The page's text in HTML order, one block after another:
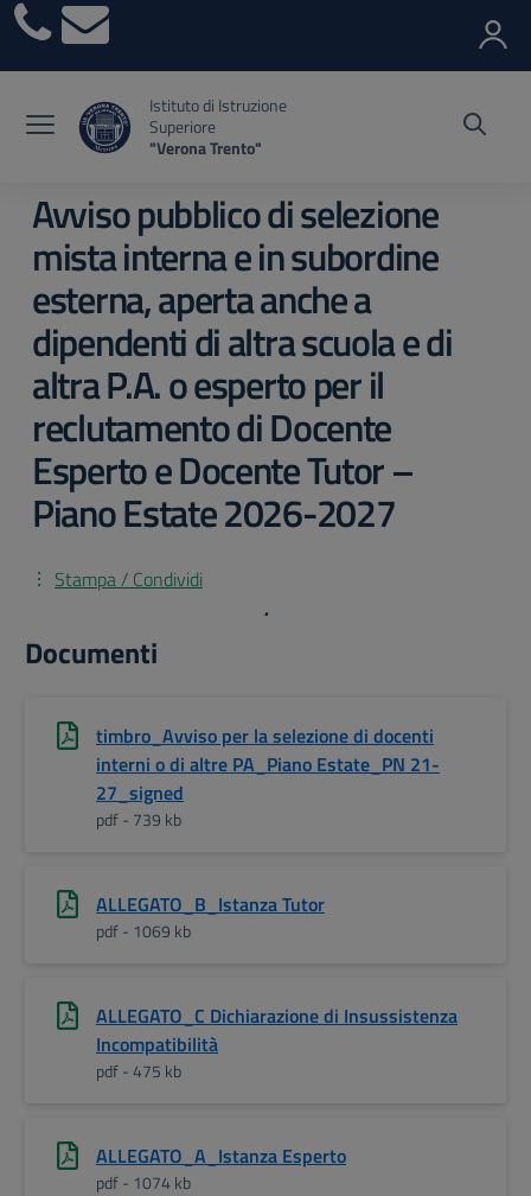
Vai ai contenuti
Vai al menu di navigazione
Vai al footer
Istituto di Istruzione
Superiore
"Verona Trento"
Avviso pubblico di selezione
mista interna e in subordine
esterna, aperta anche a
dipendenti di altra scuola e di
altra P.A. o esperto per il
reclutamento di Docente
Esperto e Docente Tutor –
Piano Estate 2026-2027
Stampa / Condividi
.
Documenti
timbro_Avviso per la selezione di docenti
interni o di altre PA_Piano Estate_PN 21-
27_signed
pdf - 739 kb
ALLEGATO_B_Istanza Tutor
pdf - 1069 kb
ALLEGATO_C Dichiarazione di Insussistenza
Incompatibilità
pdf - 475 kb
ALLEGATO_A_Istanza Esperto
pdf - 1074 kb